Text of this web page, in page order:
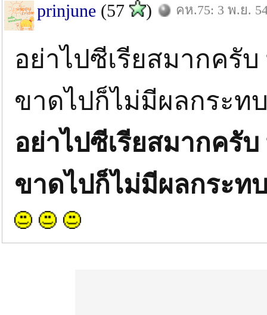
prinjune (57 ) คห.75: 3 พ.ย.
อย่าไปซีเรียสมากครั
ขาดไปก็ไม่มีผลกระท
อย่าไปซีเรียสมากครั
ขาดไปก็ไม่มีผลกระท